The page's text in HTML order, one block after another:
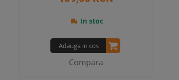
In stoc
Adauga in cos
Compara